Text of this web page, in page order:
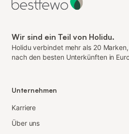
Wir sind ein Teil von Holidu.
Holidu verbindet mehr als 20
nach den besten Unterkünften in
Unternehmen
Karriere
Über uns